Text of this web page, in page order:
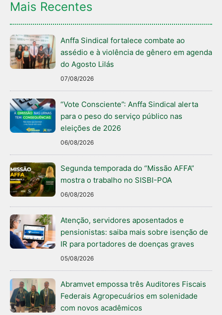
Mais Recentes
Anffa Sindical fortalece combate ao
assédio e à violência de gênero em agenda
do Agosto Lilás
07/08/2026
“Vote Consciente”: Anffa Sindical alerta
para o peso do serviço público nas
eleições de 2026
06/08/2026
Segunda temporada do “Missão AFFA”
mostra o trabalho no SISBI-POA
06/08/2026
Atenção, servidores aposentados e
pensionistas: saiba mais sobre isenção de
IR para portadores de doenças graves
05/08/2026
Abramvet empossa três Auditores Fiscais
Federais Agropecuários em solenidade
com novos acadêmicos